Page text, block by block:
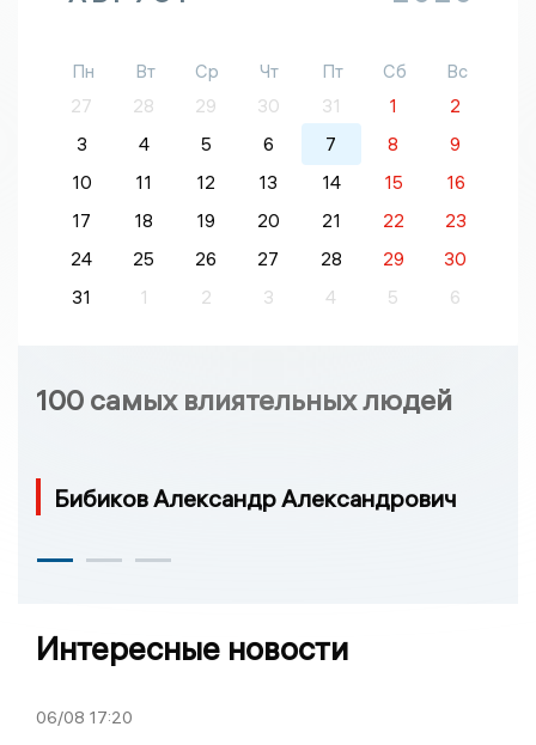
Пн Вт Ср Чт Пт Сб
Вс
27
28 29 30 31 1
2
3
4 5 6 7 8
9
10
11 12 13 14 15
16
17
18 19 20 21 22
23
24
25 26 27 28 29
30
31
1 2 3 4 5 6
100 самых влиятельных людей
Бибиков Александр Александрович
Интересные новости
06/08 17:20